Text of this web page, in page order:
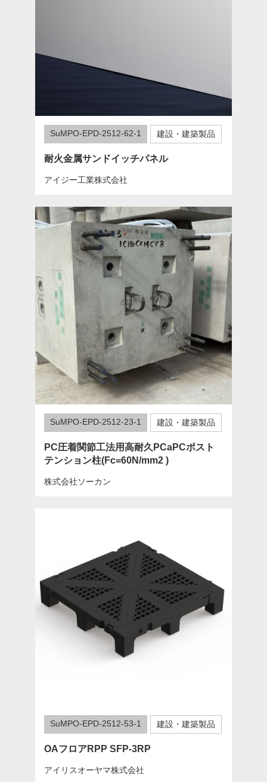
SuMPO-EPD-2512-62-1 建設・建築製品
耐火金属サンドイッチパネル
アイジー工業株式会社
SuMPO-EPD-2512-23-1 建設・建築製品
PC圧着関節工法用高耐久PCaPCポスト
テンション柱(Fc=60N/mm2 )
株式会社ソーカン
SuMPO-EPD-2512-53-1 建設・建築製品
OAフロアRPP SFP-3RP
アイリスオーヤマ株式会社